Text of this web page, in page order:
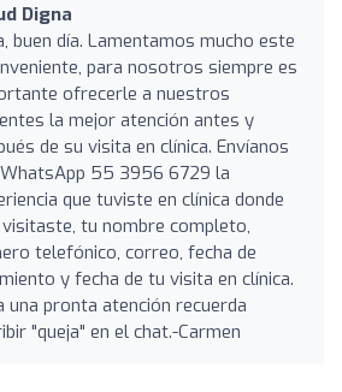
Digna
buen día. Lamentamos mucho este
para nosotros siempre es
ofrecerle a nuestros
la mejor atención antes y
de su visita en clínica. Envíanos
55 3956 6729 la
que tuviste en clínica donde
tu nombre completo,
telefónico, correo, fecha de
y fecha de tu visita en clínica.
una pronta atención recuerda
"queja" en el chat.-Carmen